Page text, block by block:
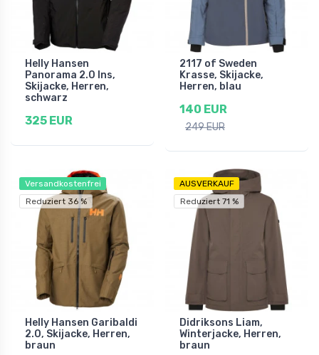
Helly Hansen
Panorama 2.0 Ins,
Skijacke, Herren,
schwarz
325 EUR
2117 of Sweden
Krasse, Skijacke,
Herren, blau
140 EUR
249 EUR
Versandkostenfrei
Reduziert 36 %
Helly Hansen Garibaldi
2.0, Skijacke, Herren,
braun
AUSVERKAUF
Reduziert 71 %
Didriksons Liam,
Winterjacke, Herren,
braun